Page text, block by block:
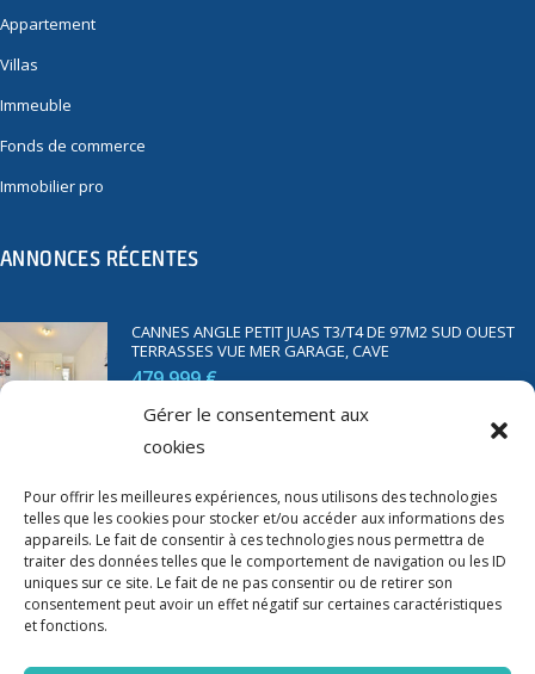
Gérer le consentement aux
cookies
Pour offrir les meilleures expériences, nous utilisons des technologies
telles que les cookies pour stocker et/ou accéder aux informations des
appareils. Le fait de consentir à ces technologies nous permettra de
traiter des données telles que le comportement de navigation ou les ID
uniques sur ce site. Le fait de ne pas consentir ou de retirer son
consentement peut avoir un effet négatif sur certaines caractéristiques
et fonctions.
Appartement
Villas
Immeuble
Fonds de commerce
Immobilier pro
ANNONCES RÉCENTES
CANNES ANGLE PETIT JUAS T3/T4 DE 97M2 SUD OUEST
TERRASSES VUE MER GARAGE, CAVE
479 999 €
TERRASSE PARKING
350 000 €